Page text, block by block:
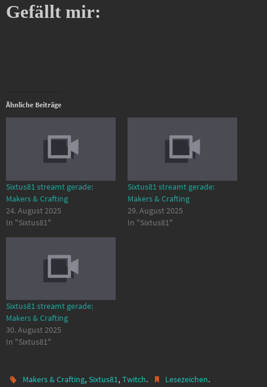
Gefällt mir:
Ähnliche Beiträge
Sixtus81 streamt gerade:
Makers & Crafting
24. August 2025
In "Sixtus81"
Sixtus81 streamt gerade:
Makers & Crafting
29. August 2025
In "Sixtus81"
Sixtus81 streamt gerade:
Makers & Crafting
30. August 2025
In "Sixtus81"
Makers & Crafting,Sixtus81,Twitch. Lesezeichen.